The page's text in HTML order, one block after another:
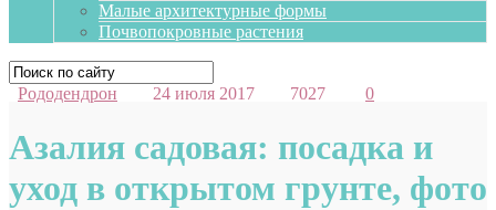
Малые архитектурные формы
Почвопокровные растения
Рододендрон 24 июля 2017 7027 0
Азалия садовая: посадка и
уход в открытом грунте, фото